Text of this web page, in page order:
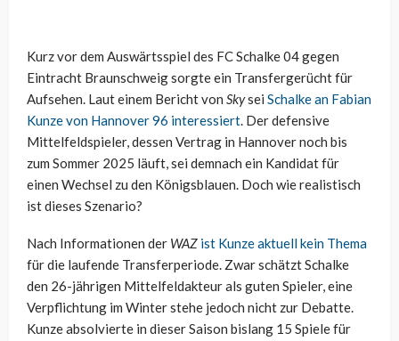
Kurz vor dem Auswärtsspiel des FC Schalke 04 gegen
Eintracht Braunschweig sorgte ein Transfergerücht für
Aufsehen. Laut einem Bericht von Skysei Schalke an Fabian
Kunze von Hannover 96 interessiert. Der defensive
Mittelfeldspieler, dessen Vertrag in Hannover noch bis
zum Sommer 2025 läuft, sei demnach ein Kandidat für
einen Wechsel zu den Königsblauen. Doch wie realistisch
ist dieses Szenario?
Nach Informationen der WAZ ist Kunze aktuell kein Thema
für die laufende Transferperiode. Zwar schätzt Schalke
den 26-jährigen Mittelfeldakteur als guten Spieler, eine
Verpflichtung im Winter stehe jedoch nicht zur Debatte.
Kunze absolvierte in dieser Saison bislang 15 Spiele für